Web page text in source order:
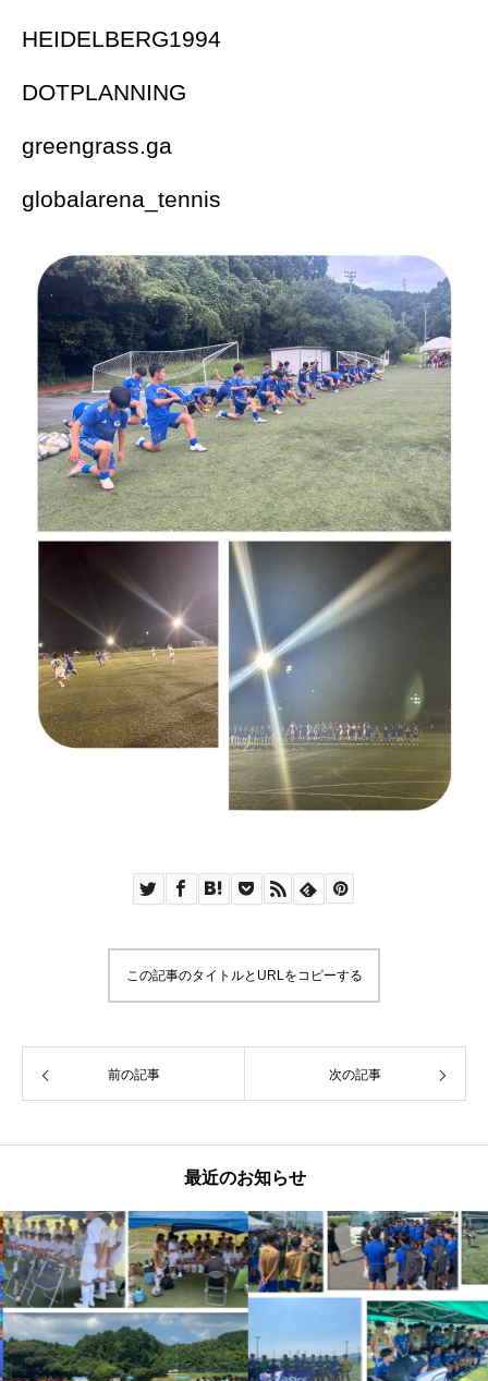
HEIDELBERG1994
DOTPLANNING
greengrass.ga
globalarena_tennis
この記事のタイトルとURLをコピーする
前の記事 次の記事
最近のお知らせ